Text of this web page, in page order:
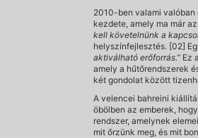
2010-ben valami
kezdete, amely ma már
kell követelnünk a
helyszínfejlesztés. [02]
aktiválható erőforrás.” Ez
amely a hűtőrendszerek
két gondolat között
A velencei bahreini
öbölben az emberek,
rendszer, amelynek
mit őrzünk meg, és mit